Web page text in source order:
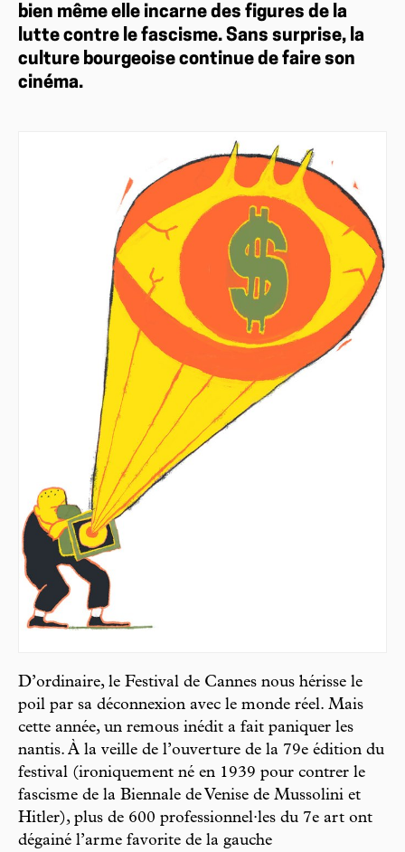
bien même elle incarne des figures de la
lutte contre le fascisme. Sans surprise, la
culture bourgeoise continue de faire son
cinéma.
D’ordinaire, le Festival de Cannes nous hérisse le
poil par sa déconnexion avec le monde réel. Mais
cette année, un remous inédit a fait paniquer les
nantis. À la veille de l’ouverture de la 79e édition du
festival (ironiquement né en 1939 pour contrer le
fascisme de la Biennale de Venise de Mussolini et
Hitler), plus de 600 professionnel·les du 7e art ont
dégainé l’arme favorite de la gauche